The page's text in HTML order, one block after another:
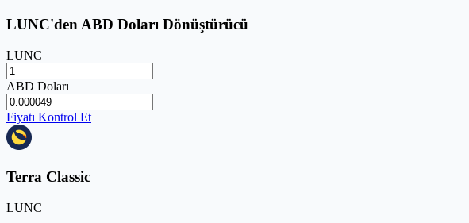
LUNC'den ABD Doları Dönüştürücü
LUNC
ABD Doları
Fiyatı Kontrol Et
Terra Classic
LUNC